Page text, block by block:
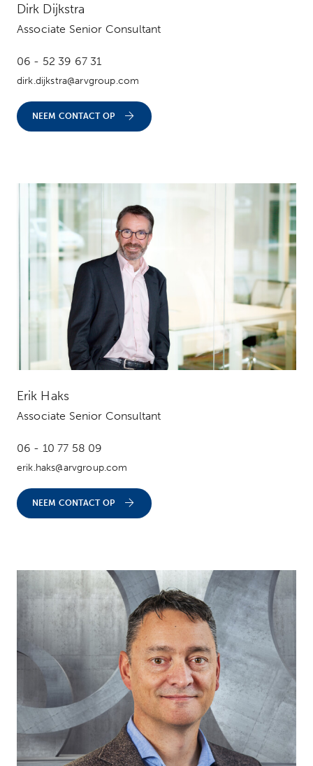
Dirk Dijkstra
Associate Senior Consultant
06 - 52 39 67 31
dirk.dijkstra@arvgroup.com
NEEM CONTACT OP
Erik Haks
Associate Senior Consultant
06 - 10 77 58 09
erik.haks@arvgroup.com
NEEM CONTACT OP